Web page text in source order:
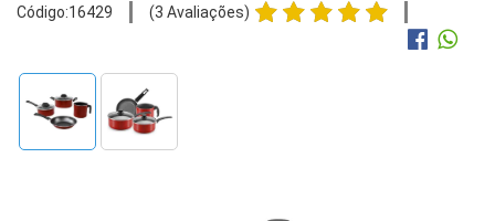
Código:16429 (3 Avaliações)